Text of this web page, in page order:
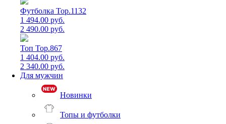
Футболка Top.1132
1 494.00 руб.
2 490.00 руб.
Топ Top.867
1 404.00 руб.
2 340.00 руб.
Для мужчин
Новинки
Топы и футболки